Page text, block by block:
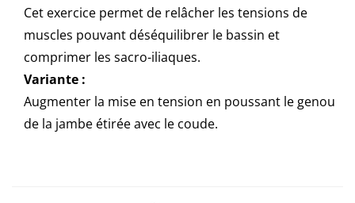
Cet exercice permet de relâcher les tensions de
muscles pouvant déséquilibrer le bassin et
comprimer les sacro-iliaques.
Variante :
Augmenter la mise en tension en poussant le genou
de la jambe étirée avec le coude.